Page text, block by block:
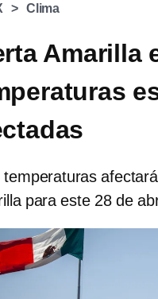
Clima
Amarilla
temperaturas
para este 28 de